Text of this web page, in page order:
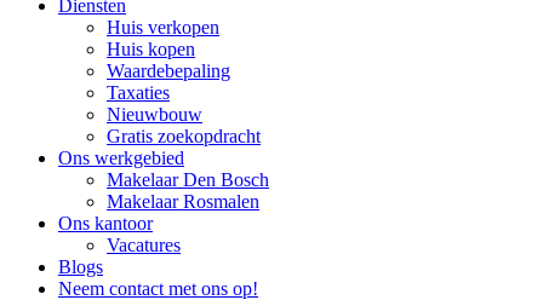
Diensten
Huis verkopen
Huis kopen
Waardebepaling
Taxaties
Nieuwbouw
Gratis zoekopdracht
Ons werkgebied
Makelaar Den Bosch
Makelaar Rosmalen
Ons kantoor
Vacatures
Blogs
Neem contact met ons op!